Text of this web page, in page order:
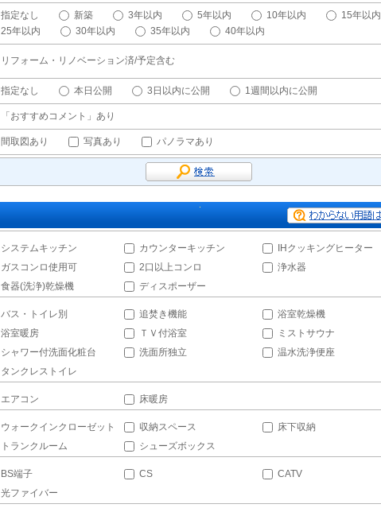
指定なし 新築 3年以内 5年以内 10年以内 15年以内
25年以内
30年以内 35年以内 40年以内
リフォーム・リノベーション済/予定含む
指定なし 本日公開 3日以内に公開 1週間以内に公開
「おすすめコメント」あり
間取図あり 写真あり パノラマあり
システムキッチン カウンターキッチン
IHクッキングヒーター
ガスコンロ使用可
2口以上コンロ
浄水器
食器(洗浄)乾燥機
ディスポーザー
バス・トイレ別 追焚き機能
浴室乾燥機
浴室暖房
ＴＶ付浴室
ミストサウナ
シャワー付洗面化粧台
洗面所独立
温水洗浄便座
タンクレストイレ
エアコン 床暖房
ウォークインクローゼット 収納スペース
床下収納
トランクルーム
シューズボックス
BS端子 CS
CATV
光ファイバー